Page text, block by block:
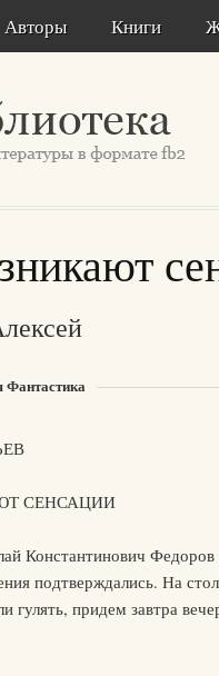
Авторы Книги
СЕНСАЦИИ
Константинович
подтверждались. На
гулять, придем завтра